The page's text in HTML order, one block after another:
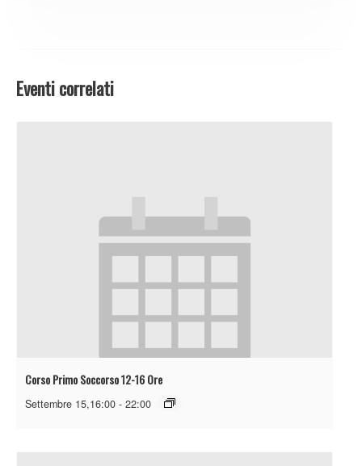
Eventi correlati
Corso Primo Soccorso 12-16 Ore
Settembre 15,16:00 - 22:00